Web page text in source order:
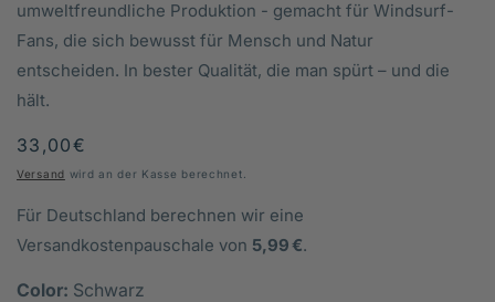
umweltfreundliche Produktion - gemacht für Windsurf-
Fans, die sich bewusst für Mensch und Natur
entscheiden. In bester Qualität, die man spürt – und die
hält.
Normaler
Preis
33,00€
Versand wird an der Kasse berechnet.
Für Deutschland berechnen wir eine
Versandkostenpauschale von 5,99 €.
Color: Schwarz